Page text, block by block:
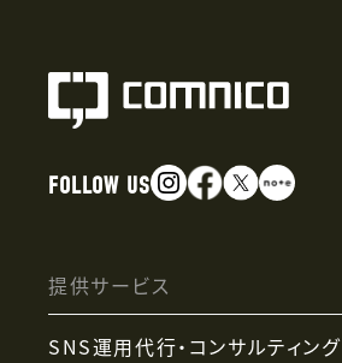
FOLLOW US
提供サービス
SNS運用代行・コンサルティング